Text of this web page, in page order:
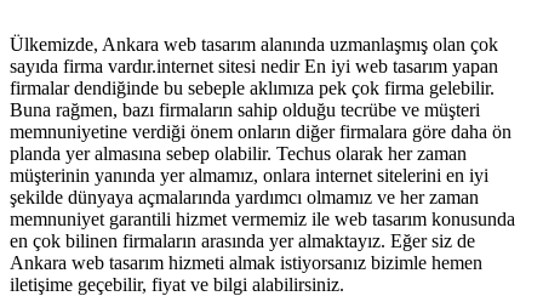
Ülkemizde, Ankara web tasarım alanında uzmanlaşmış olan çok
sayıda firma vardır.internet sitesi nedir En iyi web tasarım yapan
firmalar dendiğinde bu sebeple aklımıza pek çok firma gelebilir.
Buna rağmen, bazı firmaların sahip olduğu tecrübe ve müşteri
memnuniyetine verdiği önem onların diğer firmalara göre daha ön
planda yer almasına sebep olabilir. Techus olarak her zaman
müşterinin yanında yer almamız, onlara internet sitelerini en iyi
şekilde dünyaya açmalarında yardımcı olmamız ve her zaman
memnuniyet garantili hizmet vermemiz ile web tasarım konusunda
en çok bilinen firmaların arasında yer almaktayız. Eğer siz de
Ankara web tasarım hizmeti almak istiyorsanız bizimle hemen
iletişime geçebilir, fiyat ve bilgi alabilirsiniz.